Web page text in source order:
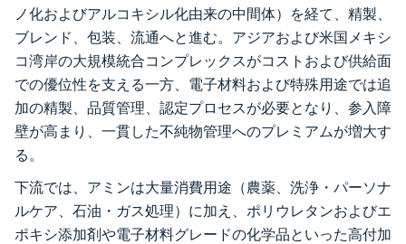
ノ化およびアルコキシル化由来の中間体）を経て、精製、
ブレンド、包装、流通へと進む。アジアおよび米国メキシ
コ湾岸の大規模統合コンプレックスがコストおよび供給面
での優位性を支える一方、電子材料および特殊用途では追
加の精製、品質管理、認定プロセスが必要となり、参入障
壁が高まり、一貫した不純物管理へのプレミアムが増大す
る。
下流では、アミンは大量消費用途（農薬、洗浄・パーソナ
ルケア、石油・ガス処理）に加え、ポリウレタンおよびエ
ポキシ添加剤や電子材料グレードの化学品といった高付加